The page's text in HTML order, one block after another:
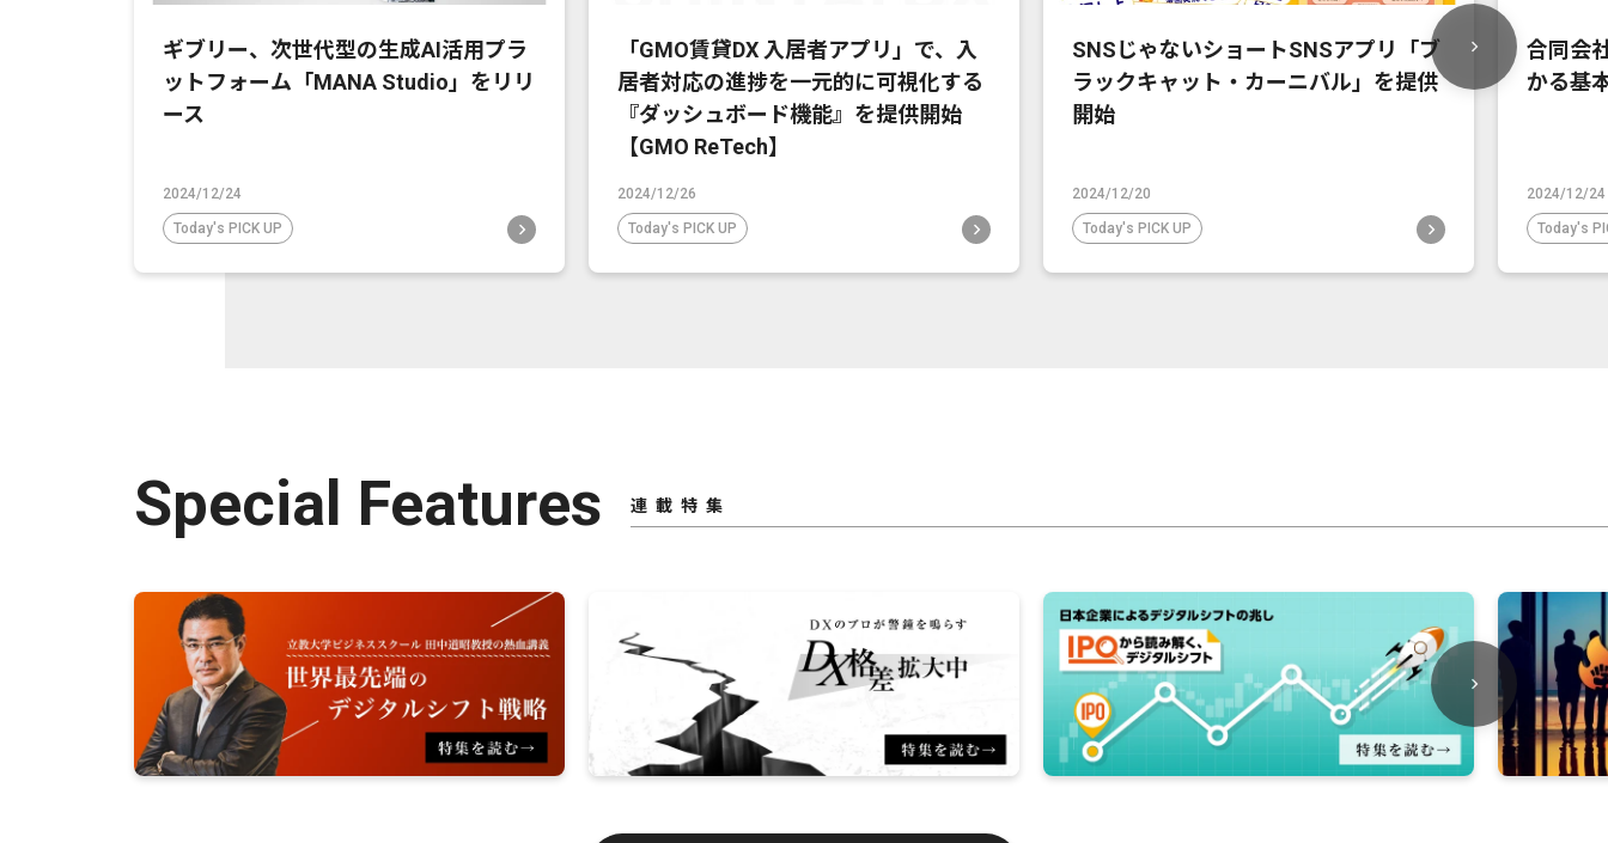
ギブリー、次世代型の生成AI活用プラ
ットフォーム「MANA Studio」をリリ
ース
2024/12/24
Today's PICK UP
「GMO賃貸DX 入居者アプリ」で、入
居者対応の進捗を一元的に可視化する
『ダッシュボード機能』を提供開始
【GMO ReTech】
2024/12/26
Today's PICK UP
SNSじゃないショートSNSアプリ「ブ
ラックキャット・カーニバル」を提供
開始
2024/12/20
Today's PICK UP
合同会
かる基
2024/12/24
Today's
Special Features 連載特集